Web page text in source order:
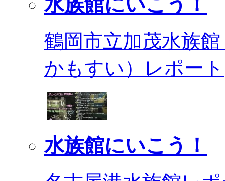
水族館にいこう！
鶴岡市立加茂水族
かもすい）レポート
水族館にいこう！